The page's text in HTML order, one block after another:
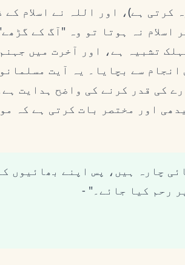
کرتی ہے)، اور اللہ نے اسلام
اسلام نہ ہوتا تو وہ "آگ کے
تشبیہ ہے، اور آخرت میں
انجام سے بچایا۔ یہ آیت
کی قدر کرنے کی واضح ہدایت
اور مختصر بات کرتی ہے کہ
چارہ ہیں، پس اپنے بھائیوں
رحم کیا جائے۔" -